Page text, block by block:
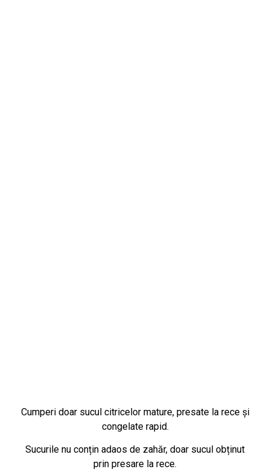
Cumperi doar sucul citricelor mature, presate la rece și
congelate rapid.
Sucurile nu conțin adaos de zahăr, doar sucul obținut
prin presare la rece.